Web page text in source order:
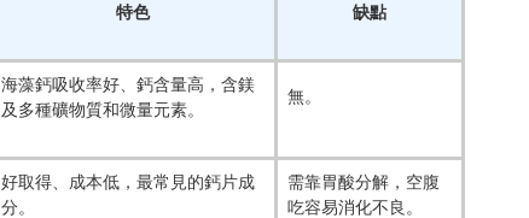
特色 缺點
海藻鈣吸收率好、鈣含量高，含鎂
及多種礦物質和微量元素。
無。
好取得、成本低，最常見的鈣片成
分。
需靠胃酸分解，空腹
吃容易消化不良。